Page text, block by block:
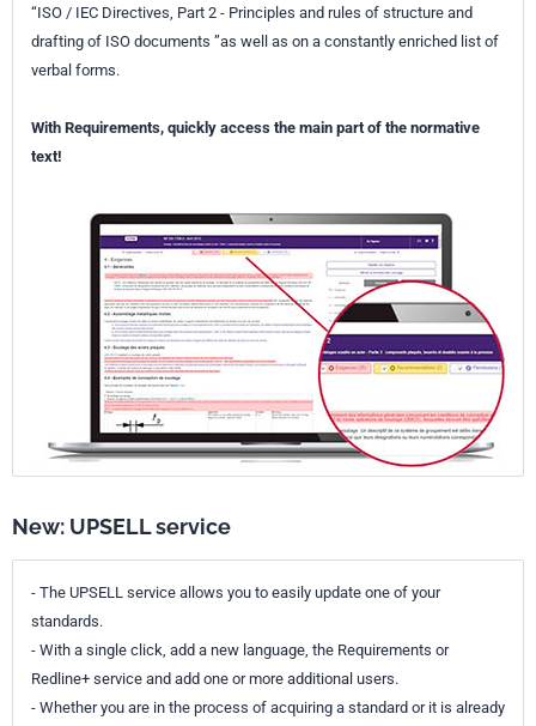
“ISO / IEC Directives, Part 2 - Principles and rules of structure and
drafting of ISO documents ”as well as on a constantly enriched list of
verbal forms.
With Requirements, quickly access the main part of the normative
text!
New: UPSELL service
- The UPSELL service allows you to easily update one of your
standards.
- With a single click, add a new language, the Requirements or
Redline+ service and add one or more additional users.
- Whether you are in the process of acquiring a standard or it is already